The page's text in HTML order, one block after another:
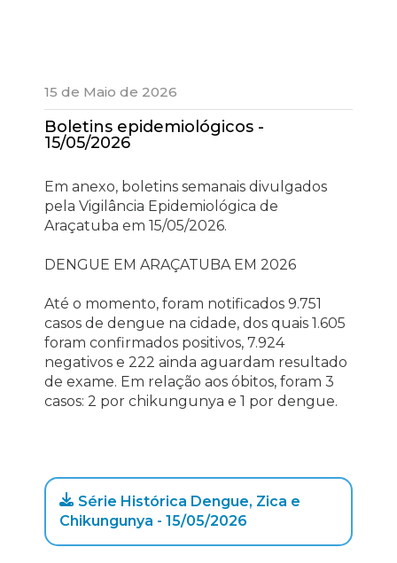
15 de Maio de 2026
Boletins epidemiológicos -
15/05/2026
Em anexo, boletins semanais divulgados
pela Vigilância Epidemiológica de
Araçatuba em 15/05/2026.
DENGUE EM ARAÇATUBA EM 2026
Até o momento, foram notificados 9.751
casos de dengue na cidade, dos quais 1.605
foram confirmados positivos, 7.924
negativos e 222 ainda aguardam resultado
de exame. Em relação aos óbitos, foram 3
casos: 2 por chikungunya e 1 por dengue.
Série Histórica Dengue, Zica e
Chikungunya - 15/05/2026